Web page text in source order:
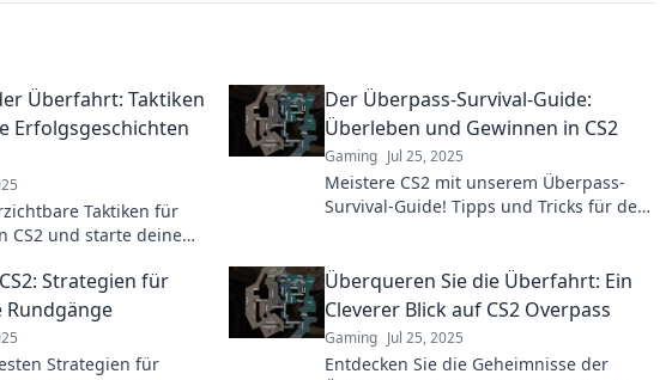
Überfahrt: Taktiken
Erfolgsgeschichten
Taktiken für
CS2 und starte deine
Der Überpass-Survival-Guide:
Überleben und Gewinnen in CS2
Gaming Jul 25, 2025
Meistere CS2 mit unserem Überpass-
Survival-Guide! Tipps und Tricks für den
Strategien für
Strategien für
Überqueren Sie die Überfahrt: Ein
Cleverer Blick auf CS2 Overpass
Gaming Jul 25, 2025
Entdecken Sie die Geheimnisse der